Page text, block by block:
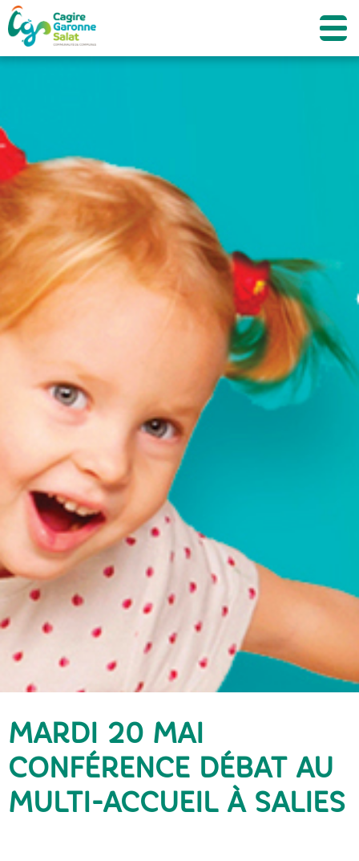
MARDI 20 MAI
CONFÉRENCE DÉBAT AU
MULTI-ACCUEIL À SALIES